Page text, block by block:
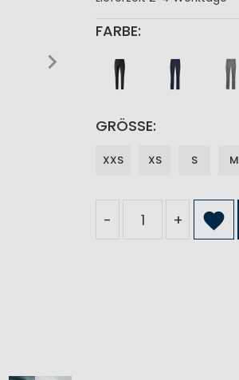
FARBE
GRÖSSE
XXS XS S M
- +